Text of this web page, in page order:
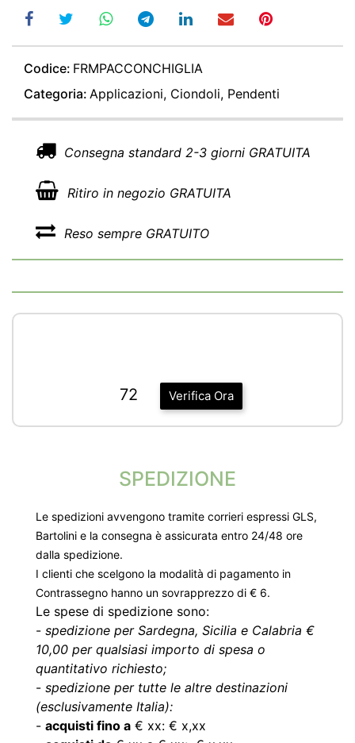
Codice: FRMPACCONCHIGLIA
Categoria: Applicazioni, Ciondoli, Pendenti
Consegna standard 2-3 giorni GRATUITA
Ritiro in negozio GRATUITA
Reso sempre GRATUITO
Verifica Ora
72
SPEDIZIONE
Le spedizioni avvengono tramite corrieri espressi GLS,
Bartolini e la consegna è assicurata entro 24/48 ore
dalla spedizione.
I clienti che scelgono la modalità di pagamento in
Contrassegno hanno un sovrapprezzo di € 6.
Le spese di spedizione sono:
- spedizione per Sardegna, Sicilia e Calabria €
10,00 per qualsiasi importo di spesa o
quantitativo richiesto;
- spedizione per tutte le altre destinazioni
(esclusivamente Italia):
- acquisti fino a € xx: € x,xx